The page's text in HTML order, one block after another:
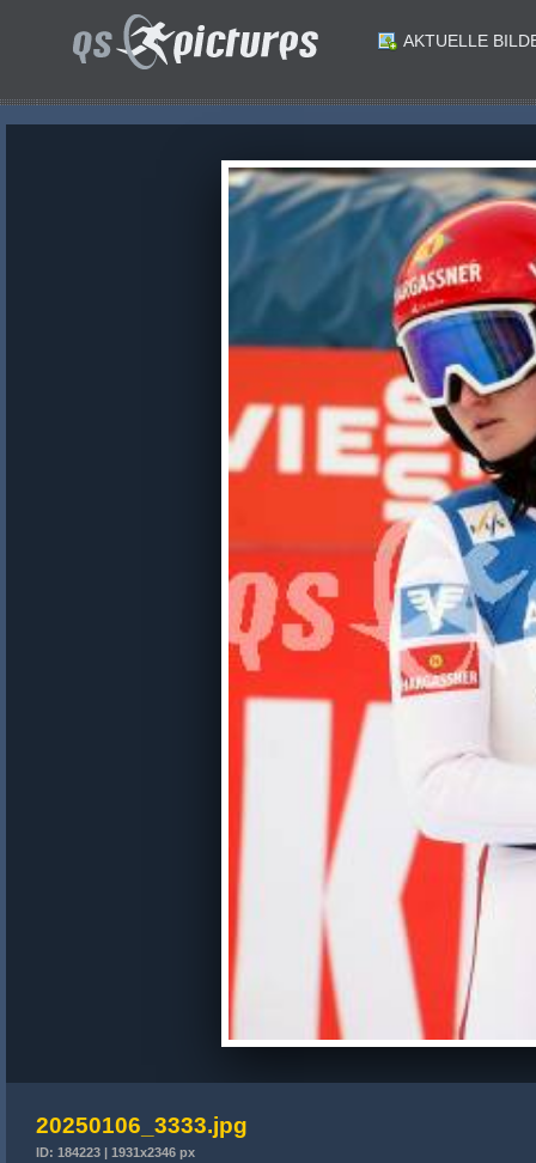
AKTUELLE
20250106_3333.jpg
ID: 184223 | 1931x2346 px